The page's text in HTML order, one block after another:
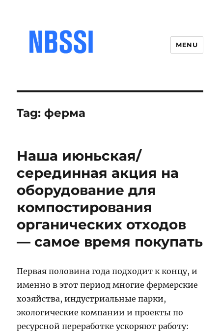
MENU
Tag:ферма
Наша июньская/
серединная акция на
оборудование для
компостирования
органических отходов
— самое время покупать
Первая половина года подходит к концу, и
именно в этот период многие фермерские
хозяйства, индустриальные парки,
экологические компании и проекты по
ресурсной переработке ускоряют работу: